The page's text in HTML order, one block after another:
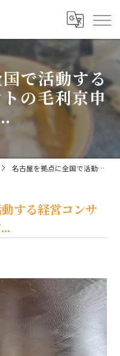
で活動する
の毛利京申
名古屋を拠点に全国で活動する経営コンサルタントの毛利京申です...
する経営コンサ